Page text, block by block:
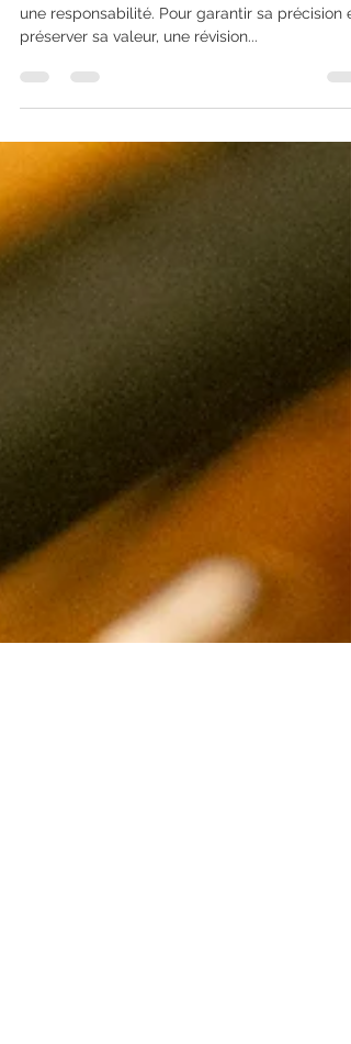
Où faire réviser une Rolex en
région Centre-Val de Loire ?
Posséder une Rolex est un privilège, mais aussi
une responsabilité. Pour garantir sa précision et